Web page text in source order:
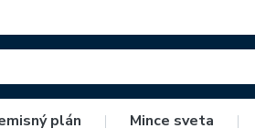
plán | Mince sveta |